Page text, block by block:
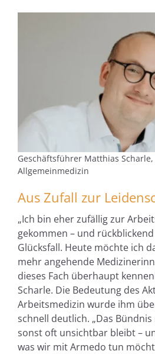
Geschäftsführer Matthias
Allgemeinmedizin
Aus Zufall zur
„Ich bin eher zufällig zur
gekommen – und
Glücksfall. Heute möchte ich
mehr angehende
dieses Fach überhaupt
Scharle. Die Bedeutung des
Arbeitsmedizin wurde ihm
schnell deutlich. „Das
sonst oft unsichtbar bleibt –
was wir mit Armedo tun